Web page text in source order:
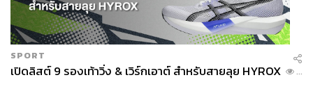
SPORT
เปิดลิสต์ 9 รองเท้าวิ่ง & เวิร์กเอาต์ สำหรับสายลุย HYROX ...